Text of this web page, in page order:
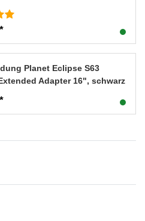
Planet Eclipse S63
Adapter 16", schwarz